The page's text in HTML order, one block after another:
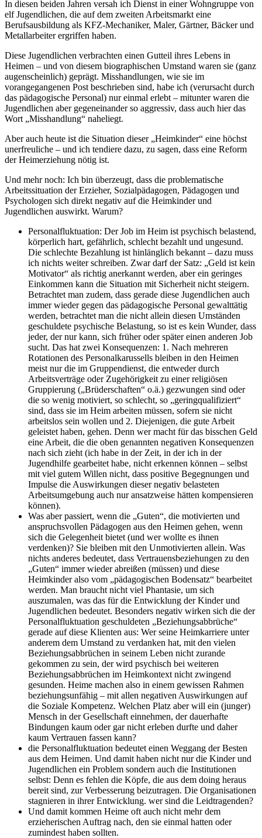
In diesen beiden Jahren versah ich Dienst in einer Wohngruppe von
elf Jugendlichen, die auf dem zweiten Arbeitsmarkt eine
Berufsausbildung als KFZ-Mechaniker, Maler, Gärtner, Bäcker und
Metallarbeiter ergriffen haben.
Diese Jugendlichen verbrachten einen Gutteil ihres Lebens in
Heimen – und von diesem biographischen Umstand waren sie (ganz
augenscheinlich) geprägt. Misshandlungen, wie sie im
vorangegangenen Post beschrieben sind, habe ich (verursacht durch
das pädagogische Personal) nur einmal erlebt – mitunter waren die
Jugendlichen aber gegeneinander so aggressiv, dass auch hier das
Wort „Misshandlung“ naheliegt.
Aber auch heute ist die Situation dieser „Heimkinder“ eine höchst
unerfreuliche – und ich tendiere dazu, zu sagen, dass eine Reform
der Heimerziehung nötig ist.
Und mehr noch: Ich bin überzeugt, dass die problematische
Arbeitssituation der Erzieher, Sozialpädagogen, Pädagogen und
Psychologen sich direkt negativ auf die Heimkinder und
Jugendlichen auswirkt. Warum?
Personalfluktuation: Der Job im Heim ist psychisch belastend,
körperlich hart, gefährlich, schlecht bezahlt und ungesund.
Die schlechte Bezahlung ist hinlänglich bekannt – dazu muss
ich nichts weiter schreiben. Zwar darf der Satz: „Geld ist kein
Motivator“ als richtig anerkannt werden, aber ein geringes
Einkommen kann die Situation mit Sicherheit nicht steigern.
Betrachtet man zudem, dass gerade diese Jugendlichen auch
immer wieder gegen das pädagogische Personal gewalttätig
werden, betrachtet man die nicht allein diesen Umständen
geschuldete psychische Belastung, so ist es kein Wunder, dass
jeder, der nur kann, sich früher oder später einen anderen Job
sucht. Das hat zwei Konsequenzen: 1. Nach mehreren
Rotationen des Personalkarussells bleiben in den Heimen
meist nur die im Gruppendienst, die entweder durch
Arbeitsverträge oder Zugehörigkeit zu einer religiösen
Gruppierung („Brüderschaften“ o.ä.) gezwungen sind oder
die so wenig motiviert, so schlecht, so „geringqualifiziert“
sind, dass sie im Heim arbeiten müssen, sofern sie nicht
arbeitslos sein wollen und 2. Diejenigen, die gute Arbeit
geleistet haben, gehen. Denn wer macht für das bisschen Geld
eine Arbeit, die die oben genannten negativen Konsequenzen
nach sich zieht (ich habe in der Zeit, in der ich in der
Jugendhilfe gearbeitet habe, nicht erkennen können – selbst
mit viel gutem Willen nicht, dass positive Begegnungen und
Impulse die Auswirkungen dieser negativ belasteten
Arbeitsumgebung auch nur ansatzweise hätten kompensieren
können).
Was aber passiert, wenn die „Guten“, die motivierten und
anspruchsvollen Pädagogen aus den Heimen gehen, wenn
sich die Gelegenheit bietet (und wer wollte es ihnen
verdenken)? Sie bleiben mit den Unmotivierten allein. Was
nichts anderes bedeutet, dass Vertrauensbeziehungen zu den
„Guten“ immer wieder abreißen (müssen) und diese
Heimkinder also vom „pädagogischen Bodensatz“ bearbeitet
werden. Man braucht nicht viel Phantasie, um sich
auszumalen, was das für die Entwicklung der Kinder und
Jugendlichen bedeutet. Besonders negativ wirken sich die der
Personalfluktuation geschuldeten „Beziehungsabbrüche“
gerade auf diese Klienten aus: Wer seine Heimkarriere unter
anderem dem Umstand zu verdanken hat, mit den vielen
Beziehungsabbrüchen in seinem Leben nicht zurande
gekommen zu sein, der wird psychisch bei weiteren
Beziehungsabbrüchen im Heimkontext nicht zwingend
gesunden. Heime machen also in einem gewissen Rahmen
beziehungsunfähig – mit allen negativen Auswirkungen auf
die Soziale Kompetenz. Welchen Platz aber will ein (junger)
Mensch in der Gesellschaft einnehmen, der dauerhafte
Bindungen kaum oder gar nicht erleben durfte und daher
kaum Vertrauen fassen kann?
die Personalfluktuation bedeutet einen Weggang der Besten
aus dem Heimen. Und damit haben nicht nur die Kinder und
Jugendlichen ein Problem sondern auch die Institutionen
selbst: Denn es fehlen die Köpfe, die aus dem doing heraus
bereit sind, zur Verbesserung beizutragen. Die Organisationen
stagnieren in ihrer Entwicklung. wer sind die Leidtragenden?
Und damit kommen Heime oft auch nicht mehr dem
erzieherischen Auftrag nach, den sie einmal hatten oder
zumindest haben sollten.